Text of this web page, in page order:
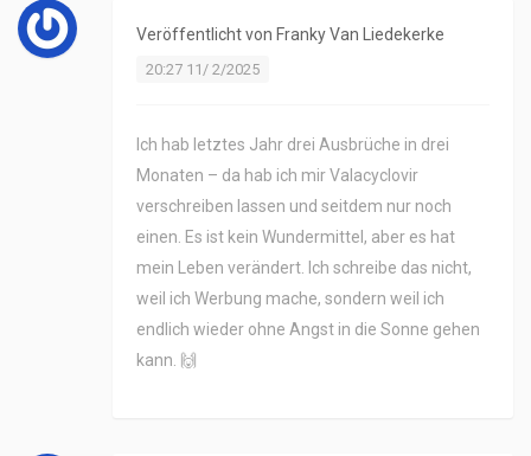
Veröffentlicht von Franky Van Liedekerke
20:27 11/ 2/2025
Ich hab letztes Jahr drei Ausbrüche in drei
Monaten – da hab ich mir Valacyclovir
verschreiben lassen und seitdem nur noch
einen. Es ist kein Wundermittel, aber es hat
mein Leben verändert. Ich schreibe das nicht,
weil ich Werbung mache, sondern weil ich
endlich wieder ohne Angst in die Sonne gehen
kann. 🙌